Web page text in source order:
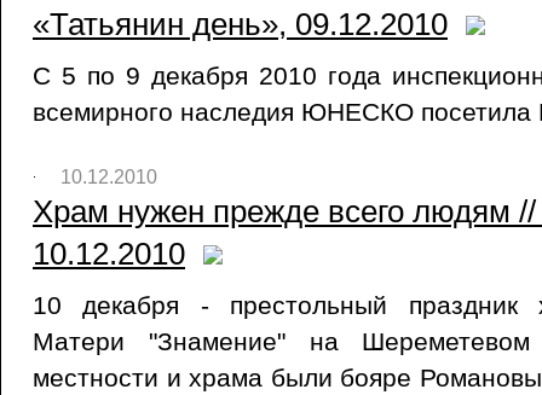
«Татьянин день», 09.12.2010
С 5 по 9 декабря 2010 года
всемирного наследия ЮНЕСКО посетила
10.12.2010
Храм нужен прежде всего людям //
10.12.2010
10 декабря - престольный
Матери "Знамение" на Шереметевом
местности и храма были бояре